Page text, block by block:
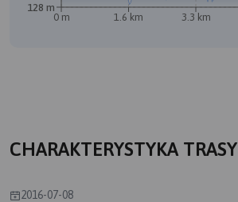
0 m 1.6 km 3.3 km
128 m
CHARAKTERYSTYKA TRASY
2016-07-08